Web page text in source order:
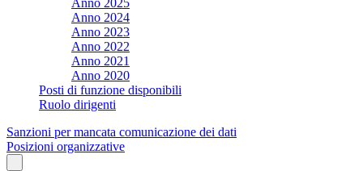
Anno 2025
Anno 2024
Anno 2023
Anno 2022
Anno 2021
Anno 2020
Posti di funzione disponibili
Ruolo dirigenti
Sanzioni per mancata comunicazione dei dati
Posizioni organizzative